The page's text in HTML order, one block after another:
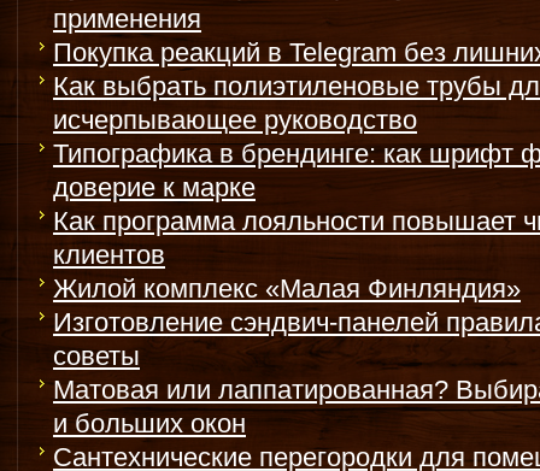
применения
Покупка реакций в Telegram без
Как выбрать полиэтиленовые трубы
исчерпывающее руководство
Типографика в брендинге: как шрифт
доверие к марке
Как программа лояльности повышает
клиентов
Жилой комплекс «Малая Финляндия»
Изготовление сэндвич-панелей
советы
Матовая или лаппатированная?
и больших окон
Сантехнические перегородки для